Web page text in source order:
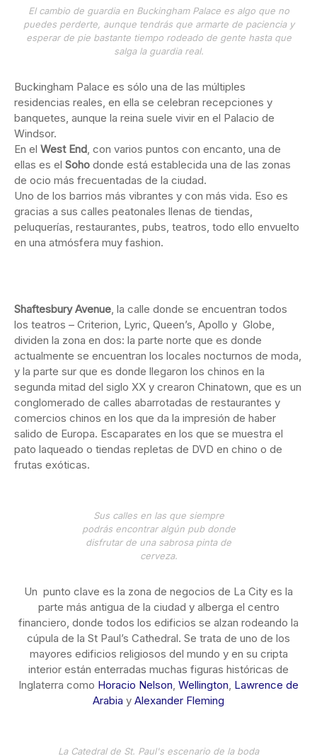
El cambio de guardia en Buckingham Palace es algo que no
puedes perderte, aunque tendrás que armarte de paciencia y
esperar de pie bastante tiempo rodeado de gente hasta que
salga la guardia real.
Buckingham Palace es sólo una de las múltiples
residencias reales, en ella se celebran recepciones y
banquetes, aunque la reina suele vivir en el Palacio de
Windsor.
En el West End, con varios puntos con encanto, una de
ellas es el Soho donde está establecida una de las zonas
de ocio más frecuentadas de la ciudad.
Uno de los barrios más vibrantes y con más vida. Eso es
gracias a sus calles peatonales llenas de tiendas,
peluquerías, restaurantes, pubs, teatros, todo ello envuelto
en una atmósfera muy fashion.
Shaftesbury Avenue, la calle donde se encuentran todos
los teatros – Criterion, Lyric, Queen’s, Apollo y Globe,
dividen la zona en dos: la parte norte que es donde
actualmente se encuentran los locales nocturnos de moda,
y la parte sur que es donde llegaron los chinos en la
segunda mitad del siglo XX y crearon Chinatown, que es un
conglomerado de calles abarrotadas de restaurantes y
comercios chinos en los que da la impresión de haber
salido de Europa. Escaparates en los que se muestra el
pato laqueado o tiendas repletas de DVD en chino o de
frutas exóticas.
Sus calles en las que siempre
podrás encontrar algún pub donde
disfrutar de una sabrosa pinta de
cerveza.
Un punto clave es la zona de negocios de La City es la
parte más antigua de la ciudad y alberga el centro
financiero, donde todos los edificios se alzan rodeando la
cúpula de la St Paul’s Cathedral. Se trata de uno de los
mayores edificios religiosos del mundo y en su cripta
interior están enterradas muchas figuras históricas de
Inglaterra como Horacio Nelson, Wellington, Lawrence de
Arabia y Alexander Fleming
La Catedral de St. Paul's escenario de la boda